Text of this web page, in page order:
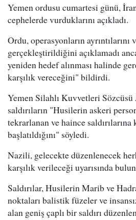
Yemen ordusu cumartesi günü,
cephelerde vurduklarını açıkladı.
Ordu, operasyonların ayrıntılarını
gerçekleştirildiğini açıklamadı
yeniden hedef alınması halinde
karşılık vereceğini" bildirdi.
Yemen Silahlı Kuvvetleri
saldırıların "Husilerin askeri
tekrarlanan ve haince saldırılarına
başlatıldığını" söyledi.
Nazili, gelecekte düzenlenecek
karşılık verileceği uyarısında
Saldırılar, Husilerin Marib ve
noktaları balistik füzeler ve
alan geniş çaplı bir saldırı